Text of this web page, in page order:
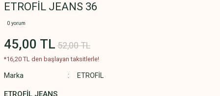
ETROFİL JEANS 36
0 yorum
45,00 TL 52,00 TL
*16,20 TL den başlayan taksitlerle!
Marka ETROFİL
ETROFİL JEANS